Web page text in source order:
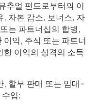
추얼 펀드로부터의 이
, 자본 감소, 보너스, 자
는 파트너십의 합병,
이익, 주식 또는 파트너
한 이익의 성격의 소득
, 할부 판매 또는 임대-
입;